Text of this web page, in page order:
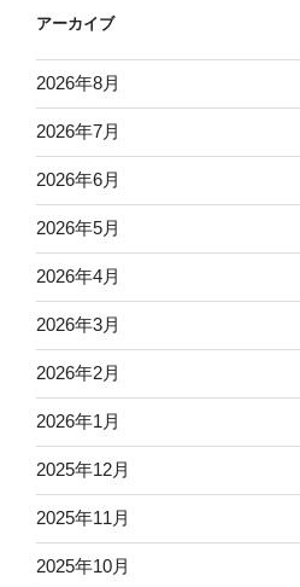
アーカイブ
2026年8月
2026年7月
2026年6月
2026年5月
2026年4月
2026年3月
2026年2月
2026年1月
2025年12月
2025年11月
2025年10月